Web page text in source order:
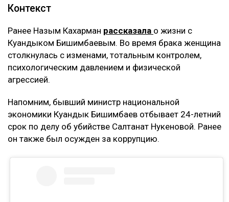
Контекст
Ранее Назым Кахарман рассказала о жизни с
Куандыком Бишимбаевым. Во время брака женщина
столкнулась с изменами, тотальным контролем,
психологическим давлением и физической
агрессией.
Напомним, бывший министр национальной
экономики Куандык Бишимбаев отбывает 24-летний
срок по делу об убийстве Салтанат Нукеновой. Ранее
он также был осужден за коррупцию.